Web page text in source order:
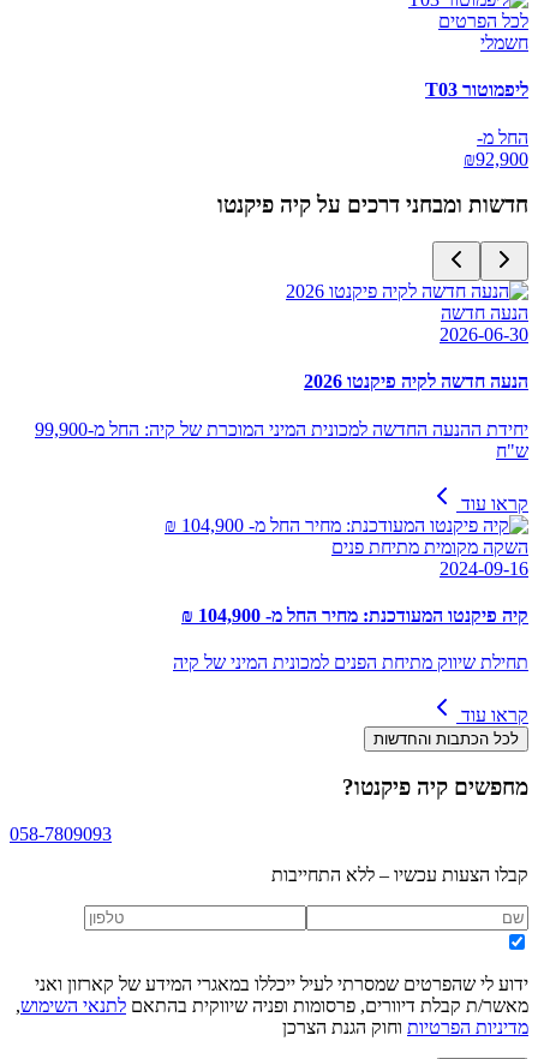
לכל הפרטים
חשמלי
ליפמוטור T03
החל מ-
₪92,900
חדשות ומבחני דרכים על קיה פיקנטו
הנעה חדשה
2026-06-30
הנעה חדשה לקיה פיקנטו 2026
יחידת ההנעה החדשה למכונית המיני המוכרת של קיה: החל מ-99,900
ש"ח
קראו עוד
השקה מקומית מתיחת פנים
2024-09-16
קיה פיקנטו המעודכנת: מחיר החל מ- 104,900 ₪
תחילת שיווק מתיחת הפנים למכונית המיני של קיה
קראו עוד
לכל הכתבות והחדשות
מחפשים קיה פיקנטו?
058-7809093
קבלו הצעות עכשיו – ללא התחייבות
ידוע לי שהפרטים שמסרתי לעיל ייכללו במאגרי המידע של קארזון ואני
מאשר/ת קבלת דיוורים, פרסומות ופניה שיווקית בהתאם לתנאי השימוש,
מדיניות הפרטיות וחוק הגנת הצרכן